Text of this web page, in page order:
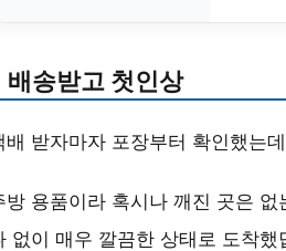
배송받고 첫인상
배 받자마자 포장부터 확인했는
방 용품이라 혹시나 깨진 곳은
없이 매우 깔끔한 상태로 도착했